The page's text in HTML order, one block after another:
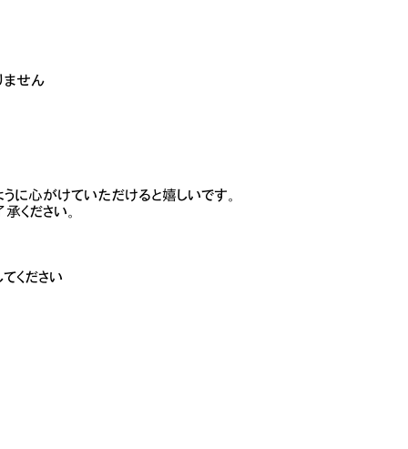
ません
に心がけていただけると嬉しいです。
ください。
ください